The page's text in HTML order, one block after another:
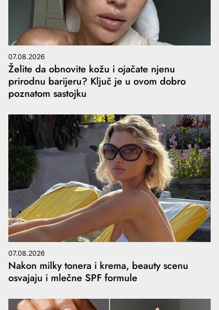
07.08.2026
Želite da obnovite kožu i ojačate njenu
prirodnu barijeru? Ključ je u ovom dobro
poznatom sastojku
07.08.2026
Nakon milky tonera i krema, beauty scenu
osvajaju i mlečne SPF formule